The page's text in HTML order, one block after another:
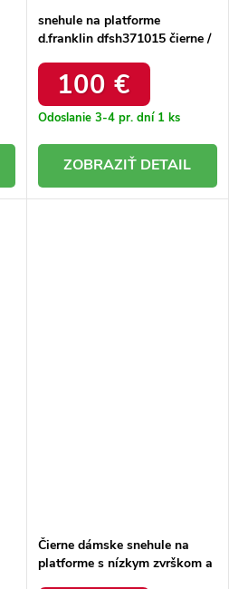
snehule na platforme
d.franklin dfsh371015 čierne /
100 €
Odoslanie 3-4 pr. dní 1 ks
DETAIL
Čierne dámske snehule na
platforme s nízkym zvrškom a